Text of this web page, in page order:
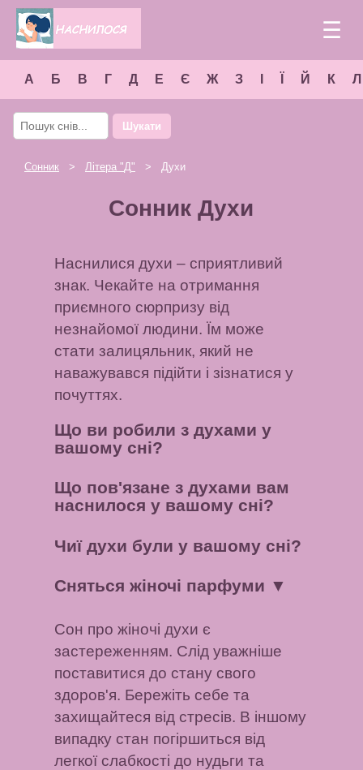
☰
А Б В Г Д Е Є Ж З Й К Л
Шукати
Сонник > Літера "Д" > Духи
Сонник Духи
Наснилися духи – сприятливий
знак. Чекайте на отримання
приємного сюрпризу від
незнайомої людини. Їм може
стати залицяльник, який не
наважувався підійти і зізнатися у
почуттях.
Що ви робили з духами у
вашому сні?
Що пов'язане з духами вам
наснилося у вашому сні?
Чиї духи були у вашому сні?
Сняться жіночі парфуми ▼
Сон про жіночі духи є
застереженням. Слід уважніше
поставитися до стану свого
здоров'я. Бережіть себе та
захищайтеся від стресів. В іншому
випадку стан погіршиться від
легкої слабкості до нудьги та